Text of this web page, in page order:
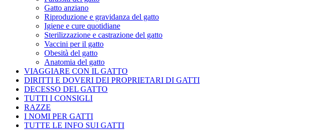
Gatto anziano
Riproduzione e gravidanza del gatto
Igiene e cure quotidiane
Sterilizzazione e castrazione del gatto
Vaccini per il gatto
Obesità del gatto
Anatomia del gatto
VIAGGIARE CON IL GATTO
DIRITTI E DOVERI DEI PROPRIETARI DI GATTI
DECESSO DEL GATTO
TUTTI I CONSIGLI
RAZZE
I NOMI PER GATTI
TUTTE LE INFO SUI GATTI